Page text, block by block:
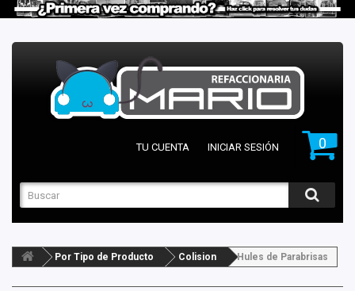
0
TU CUENTA INICIAR SESIÓN
Por Tipo de Producto Colision Hules de Parabrisas